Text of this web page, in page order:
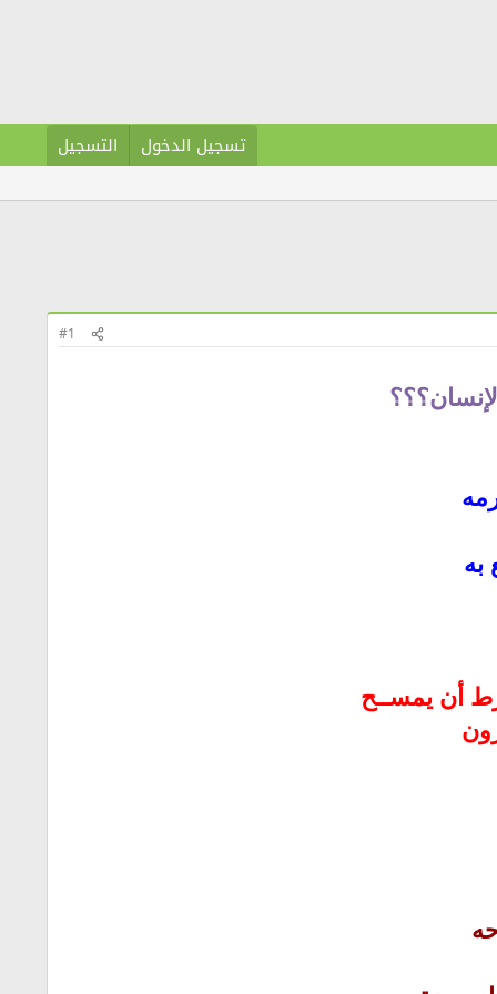
تسجيل الدخول التسجيل
#1
به
أن يمســح